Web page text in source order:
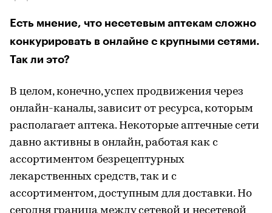
Есть мнение, что несетевым аптекам сложно
конкурировать в онлайне с крупными сетями.
Так ли это?
В целом, конечно, успех продвижения через
онлайн-каналы, зависит от ресурса, которым
располагает аптека. Некоторые аптечные сети
давно активны в онлайн, работая как с
ассортиментом безрецептурных
лекарственных средств, так и с
ассортиментом, доступным для доставки. Но
сегодня граница между сетевой и несетевой